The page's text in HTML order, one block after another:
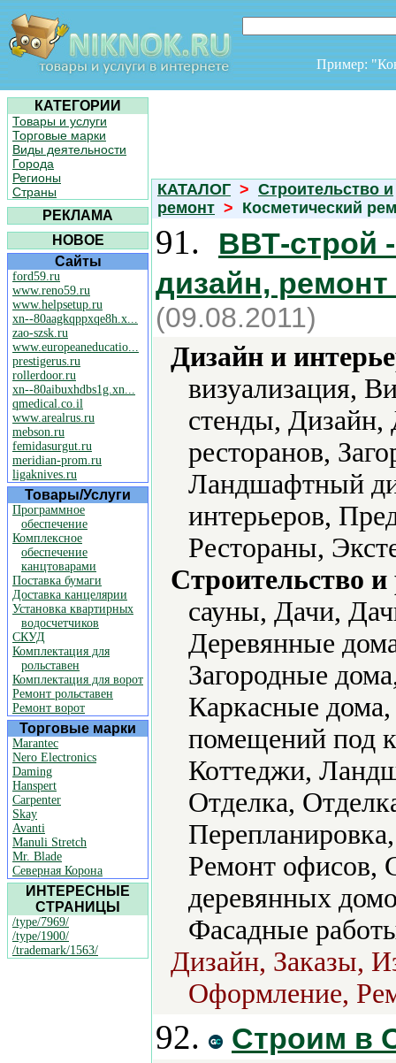
Пример:
КАТЕГОРИИ
Товары и услуги
Торговые марки
Виды деятельности
Города
Регионы
Страны
РЕКЛАМА
НОВОЕ
Сайты
ford59.ru
www.reno59.ru
www.helpsetup.ru
xn--80aagkqppxqe8h.x...
zao-szsk.ru
www.europeaneducatio...
prestigerus.ru
rollerdoor.ru
xn--80aibuxhdbs1g.xn...
qmedical.co.il
www.arealrus.ru
mebson.ru
femidasurgut.ru
meridian-prom.ru
ligaknives.ru
Товары/Услуги
Программное
обеспечение
Комплексное
обеспечение
канцтоварами
Поставка бумаги
Доставка канцелярии
Установка квартирных
водосчетчиков
СКУД
Комплектация для
рольставен
Комплектация для ворот
Ремонт рольставен
Ремонт ворот
Торговые марки
Marantec
Nero Electronics
Daming
Hanspert
Carpenter
Skay
Avanti
Manuli Stretch
Mr. Blade
Северная Корона
ИНТЕРЕСНЫЕ
СТРАНИЦЫ
/type/7969/
/type/1900/
/trademark/1563/
КАТАЛОГ > Строительство и
ремонт > Косметический
91.
ВВТ-строй
дизайн, ремонт
(09.08.2011)
Дизайн и
визуализация,
стенды, Дизайн,
ресторанов,
Ландшафтный
интерьеров,
Рестораны,
Строительство
сауны, Дачи,
Деревянные
Загородные
Каркасные
помещений под
Коттеджи,
Отделка,
Ремонт офисов,
деревянных
Фасадные
Дизайн, Заказы,
Оформление,
92. Строим в